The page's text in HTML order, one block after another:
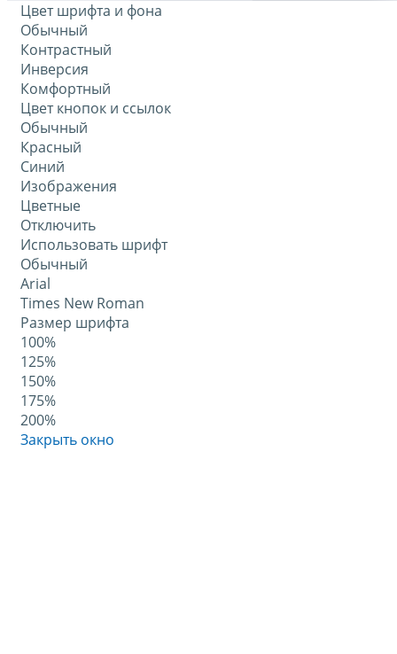
Цвет шрифта и фона
Обычный
Контрастный
Инверсия
Комфортный
Цвет кнопок и ссылок
Обычный
Красный
Синий
Изображения
Цветные
Отключить
Использовать шрифт
Обычный
Arial
Times New Roman
Размер шрифта
100%
125%
150%
175%
200%
Закрыть окно